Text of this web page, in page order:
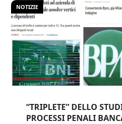
NOTIZIE
“TRIPLETE” DELLO
PROCESSI PENALI